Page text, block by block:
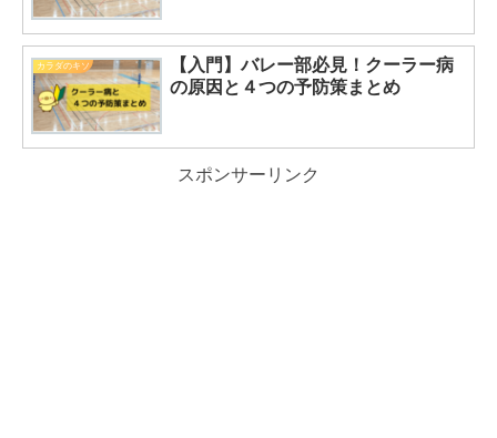
カラダのキソ
【入門】バレー部必見！クーラー病
の原因と４つの予防策まとめ
スポンサーリンク